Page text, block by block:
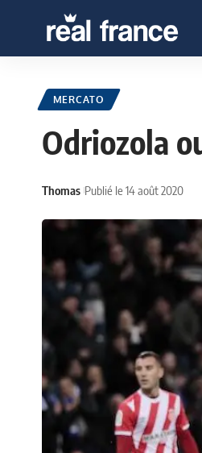
MERCATO
Odriozola
Thomas Publié le 14 août 2020